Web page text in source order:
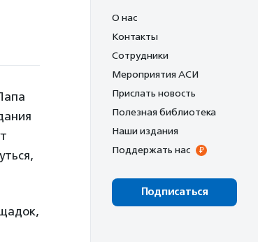
О нас
Контакты
Сотрудники
Мероприятия АСИ
Прислать новость
Полезная библиотека
Наши издания
Поддержать нас
Подписаться